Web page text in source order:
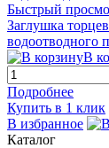
Быстрый
Заглушка
водоотводного
В
Подробнее
Купить в 1 клик
В избранное
Каталог